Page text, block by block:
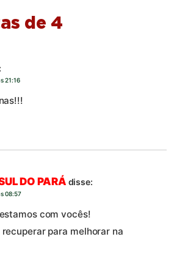
de 4
21:16
DO PARÁ disse:
08:57
com vocês!
para melhorar na